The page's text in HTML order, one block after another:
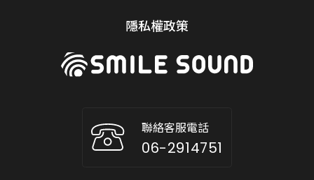
隱私權政策
聯絡客服電話
06-2914751